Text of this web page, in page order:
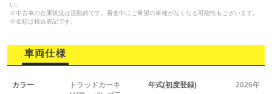
い。
※中古車の在庫状況は流動的です。審査中にご希望の車種がなくなる可能性もございます。
※金額は税込表記です。
車両仕様
カラー
トラッドカーキ
年式(初度登録) 2026年